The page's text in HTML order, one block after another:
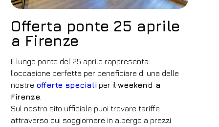
Offerta ponte 25 aprile
a Firenze
Il lungo ponte del 25 aprile rappresenta
l’occasione perfetta per beneficiare di una delle
nostre offerte speciali per ilweekend a
Firenze
Sul nostro sito ufficiale puoi trovare tariffe
attraverso cui soggiornare in albergo a prezzi